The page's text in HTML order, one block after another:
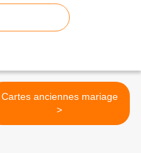
Cartes anciennes mariage
>